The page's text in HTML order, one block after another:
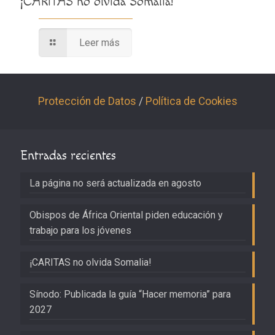
Leer más
Protección de Datos / Política de Cookies
Entradas recientes
La página no será actualizada en agosto
Obispos de África Oriental piden educación y
trabajo para los jóvenes
¡CARITAS no olvida Somalia!
Sínodo: Publicada la guía “Hacer memoria” para
2027